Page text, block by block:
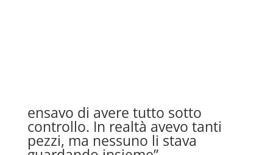
ensavo di avere tutto sotto
controllo. In realtà avevo tanti
pezzi, ma nessuno li stava